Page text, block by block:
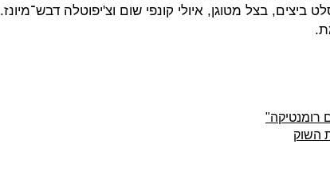
בצל מטוגן, איולי קונפי שום וצ'יפוטלה דבש־מיונז.
רומנטיקה"
השוק